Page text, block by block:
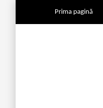
Prima pagină